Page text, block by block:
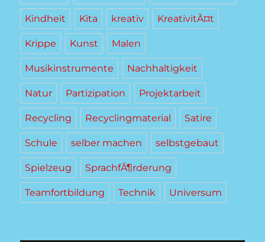
Kindheit Kita kreativ KreativitÃ¤t
Krippe Kunst Malen
Musikinstrumente Nachhaltigkeit
Natur Partizipation Projektarbeit
Recycling Recyclingmaterial Satire
Schule selber machen selbstgebaut
Spielzeug SprachfÃ¶rderung
Teamfortbildung Technik Universum